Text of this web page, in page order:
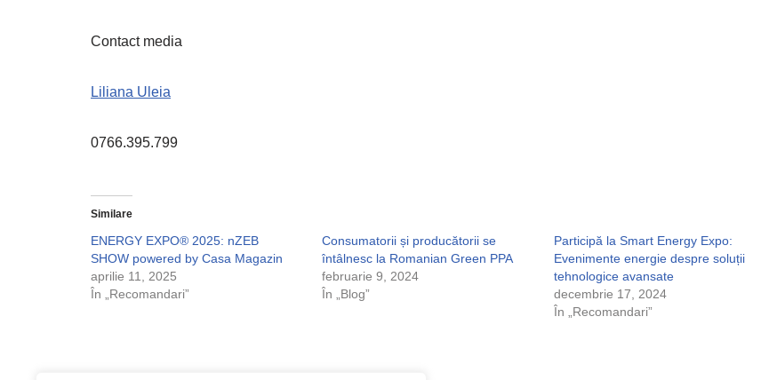
Contact media
Liliana Uleia
0766.395.799
Similare
ENERGY EXPO® 2025: nZEB
SHOW powered by Casa Magazin
aprilie 11, 2025
În „Recomandari”
Consumatorii și producătorii se
întâlnesc la Romanian Green PPA
februarie 9, 2024
În „Blog”
Participă la Smart Energy Expo:
Evenimente energie despre soluții
tehnologice avansate
decembrie 17, 2024
În „Recomandari”